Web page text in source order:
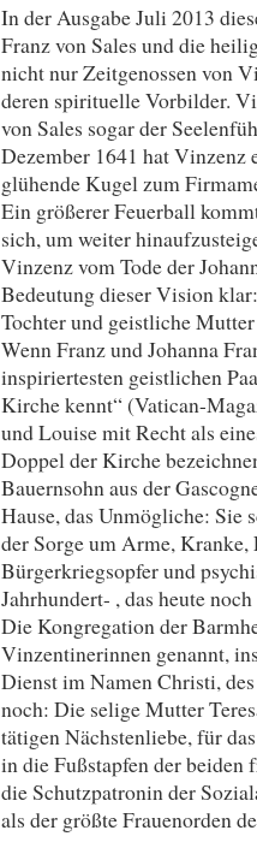
In der Ausgabe Juli 2013
Franz von Sales und die
nicht nur Zeitgenossen von
deren spirituelle Vorbilder.
von Sales sogar der
Dezember 1641 hat
glühende Kugel zum
Ein größerer Feuerball
sich, um weiter
Vinzenz vom Tode der
Bedeutung dieser Vision
Tochter und geistliche
Wenn Franz und Johanna
inspiriertesten geistlichen
Kirche kennt“ (Vatican-
und Louise mit Recht als
Doppel der Kirche
Bauernsohn aus der
Hause, das Unmögliche: Sie
der Sorge um Arme,
Bürgerkriegsopfer und
Jahrhundert- , das heute
Die Kongregation der
Vinzentinerinnen genannt,
Dienst im Namen Christi,
noch: Die selige Mutter
tätigen Nächstenliebe, für
in die Fußstapfen der beiden
die Schutzpatronin der
als der größte Frauenorden